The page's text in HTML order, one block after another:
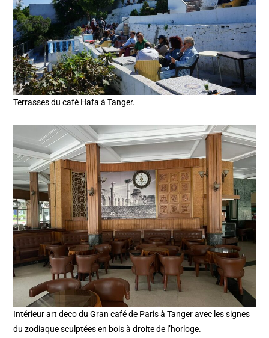
Terrasses du café Hafa à Tanger.
Intérieur art deco du Gran café de Paris à Tanger avec les signes
du zodiaque sculptées en bois à droite de l’horloge.